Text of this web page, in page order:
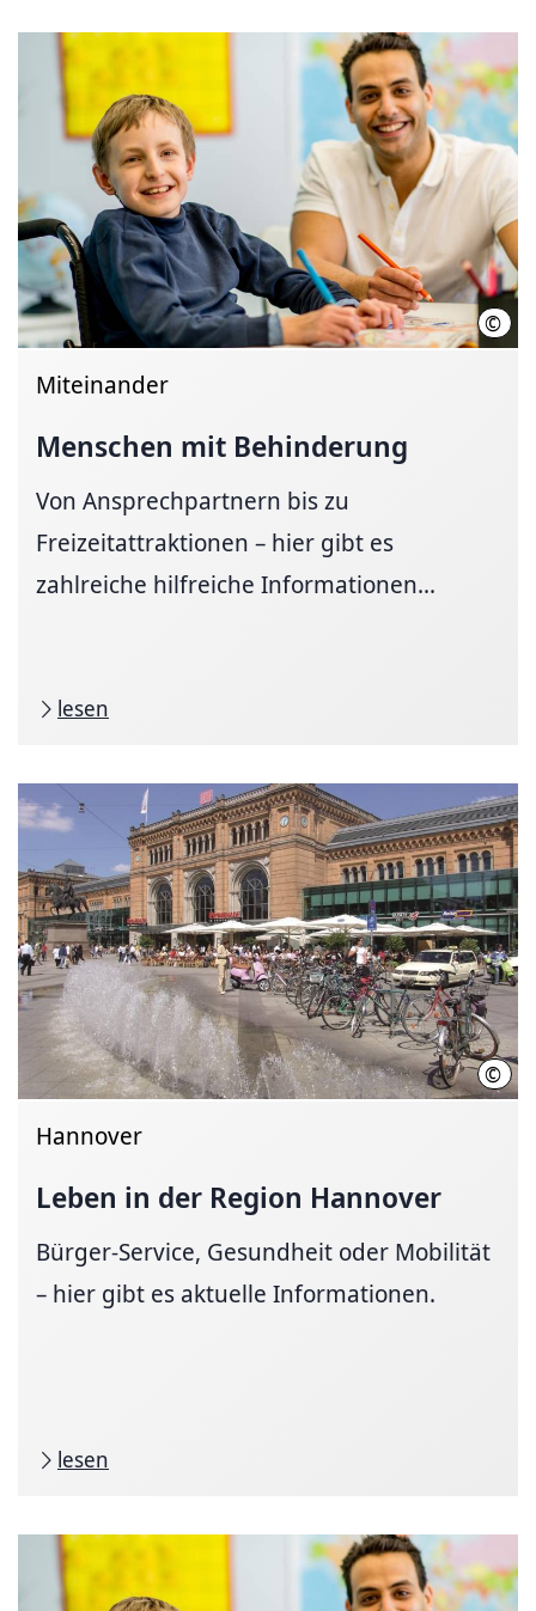
©
Miteinander
Menschen mit Behinderung
Von Ansprechpartnern bis zu
Freizeitattraktionen – hier gibt es
zahlreiche hilfreiche Informationen...
lesen
©
Hannover
Leben in der Region Hannover
Bürger-Service, Gesundheit oder Mobilität
– hier gibt es aktuelle Informationen.
lesen